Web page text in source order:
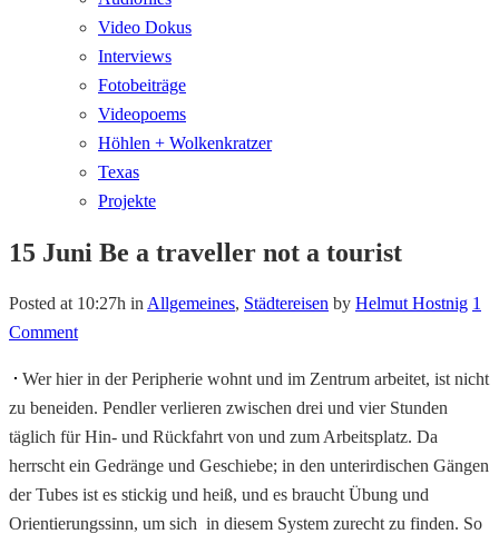
Video Dokus
Interviews
Fotobeiträge
Videopoems
Höhlen + Wolkenkratzer
Texas
Projekte
15 Juni Be a traveller not a tourist
Posted at 10:27h in Allgemeines, Städtereisen by Helmut Hostnig 1
Comment
Wer hier in der Peripherie wohnt und im Zentrum arbeitet, ist nicht
zu beneiden. Pendler verlieren zwischen drei und vier Stunden
täglich für Hin- und Rückfahrt von und zum Arbeitsplatz. Da
herrscht ein Gedränge und Geschiebe; in den unterirdischen Gängen
der Tubes ist es stickig und heiß, und es braucht Übung und
Orientierungssinn, um sich in diesem System zurecht zu finden. So